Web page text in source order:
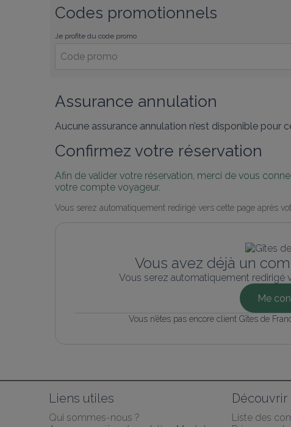
Codes promotionnels
Je profite du code promo
Assurance annulation
Aucune assurance annulation n’est disponible pour
Confirmez votre réservation
Afin de valider votre réservation, merci de vous
votre compte voyageur.
Vous serez automatiquement redirigé vers cette page après
Vous avez déjà un
Vous serez automatiquement redirigé
Me
Vous n’êtes pas encore client Gîtes de
Liens utiles
Qui sommes-nous ?
Découvrir
Liste des